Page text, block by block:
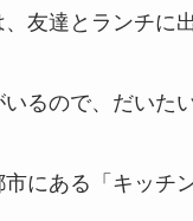
友達とランチに
るので、だいた
にある「キッチ